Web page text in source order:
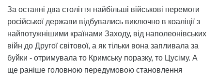
За останні два століття найбільші військові перемоги
російської держави відбувались виключно в коаліції з
найпотужнішими країнами Заходу, від наполеонівських
війн до Другої світової, а як тільки вона запливала за
буйки - отримувала то Кримську поразку, то Цусіму. А
ще раніше головною передумовою становлення